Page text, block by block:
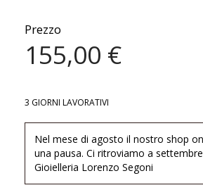
Prezzo
155,00 €
3 GIORNI LAVORATIVI
Nel mese di agosto il nostro shop
una pausa. Ci ritroviamo a
Gioielleria Lorenzo Segoni